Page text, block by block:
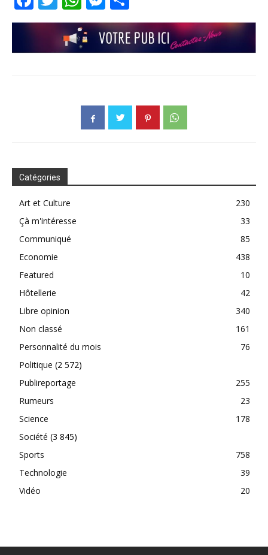
Catégories
Art et Culture
230
Çà m'intéresse
33
Communiqué
85
Economie
438
Featured
10
Hôtellerie
42
Libre opinion
340
Non classé
161
Personnalité du mois
76
Politique (2 572)
Publireportage
255
Rumeurs
23
Science
178
Société (3 845)
Sports
758
Technologie
39
Vidéo
20